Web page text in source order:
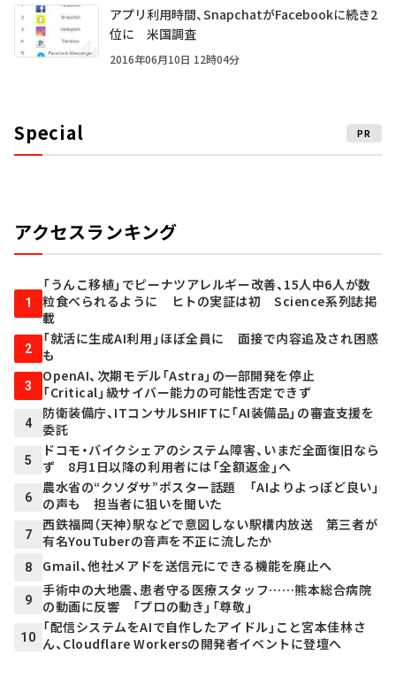
アプリ利用時間、SnapchatがFacebookに続き2
位に 米国調査
2016年06月10日 12時04分
Special PR
アクセスランキング
1
「うんこ移植」でピーナツアレルギー改善、15人中6人が数
粒食べられるように ヒトの実証は初 Science系列誌掲
載
2
「就活に生成AI利用」ほぼ全員に 面接で内容追及され困惑
も
3
OpenAI、次期モデル「Astra」の一部開発を停止
「Critical」級サイバー能力の可能性否定できず
4
防衛装備庁、ITコンサルSHIFTに「AI装備品」の審査支援を
委託
5
ドコモ・バイクシェアのシステム障害、いまだ全面復旧なら
ず 8月1日以降の利用者には「全額返金」へ
6
農水省の“クソダサ”ポスター話題 「AIよりよっぽど良い」
の声も 担当者に狙いを聞いた
7
西鉄福岡（天神）駅などで意図しない駅構内放送 第三者が
有名YouTuberの音声を不正に流したか
8 Gmail、他社メアドを送信元にできる機能を廃止へ
9
手術中の大地震、患者守る医療スタッフ……熊本総合病院
の動画に反響 「プロの動き」「尊敬」
10
「配信システムをAIで自作したアイドル」こと宮本佳林さ
ん、Cloudflare Workersの開発者イベントに登壇へ